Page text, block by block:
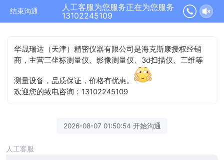
结束沟通
人工客服为您服务正在为您服务
13102245109
华晟瑞达（天津）精密仪器有限公司是海克斯康授权经销
商，主营三坐标测量仪、影像测量仪、3d扫描仪、三维等
测量设备，品质保证，价格有优惠。
欢迎您的致电咨询：13102245109
2026-08-07 01:50:54 开始沟通
人工客服